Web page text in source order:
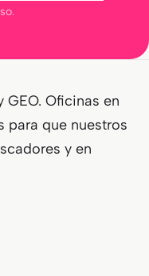
GEO. Oficinas en
para que nuestros
y en